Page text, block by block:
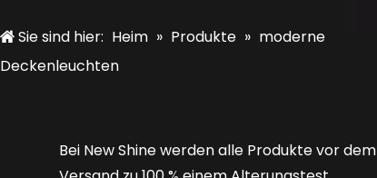
Sie sind hier: Heim » Produkte » moderne
Deckenleuchten
Bei New Shine werden alle Produkte vor dem